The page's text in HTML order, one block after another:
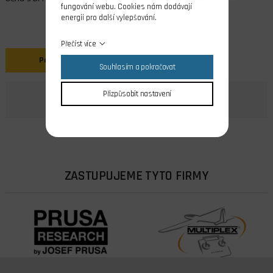
Popis
ZASTUPUJEME TYTO FIRMY
fungování webu. Cookies nám dodávají
energii pro další vylepšování.
Přečíst více
Souhlasím a pokračovat
Přizpůsobit nastavení